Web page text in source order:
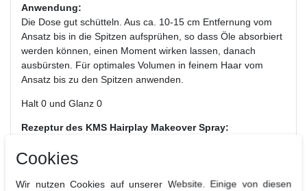
Anwendung:
Die Dose gut schütteln. Aus ca. 10-15 cm Entfernung vom
Ansatz bis in die Spitzen aufsprühen, so dass Öle absorbiert
werden können, einen Moment wirken lassen, danach
ausbürsten. Für optimales Volumen in feinem Haar vom
Ansatz bis zu den Spitzen anwenden.
Halt 0 und Glanz 0
Rezeptur des KMS Hairplay Makeover Spray:
Weizenfrei- Das Produkt enthält kein Weizen.
Schaden gekommenist.
Cookies
Wir nutzen Cookies auf unserer Website. Einige von diesen